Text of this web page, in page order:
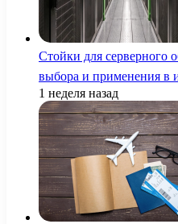
Стойки для серверного
выбора и применения в
1 неделя назад